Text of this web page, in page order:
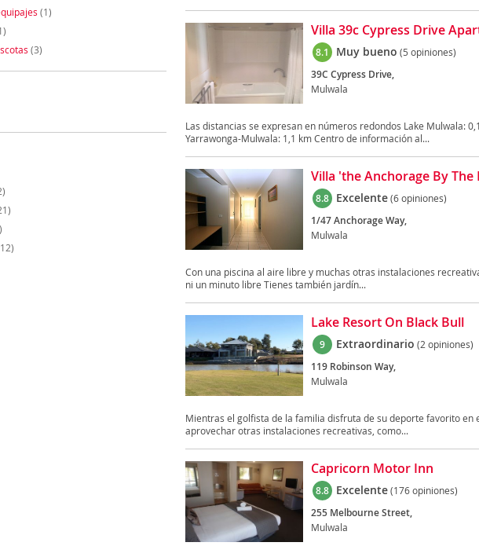
(1)
(3)
Villa 39c Cypress Drive
8.1 Muy bueno (5 opiniones)
39C Cypress Drive,
Mulwala
Las distancias se expresan en números redondos Lake Mulwala:
Yarrawonga-Mulwala: 1,1 km Centro de información al...
Villa 'the Anchorage By The
8.8 Excelente(6 opiniones)
1/47 Anchorage Way,
Mulwala
Con una piscina al aire libre y muchas otras instalaciones
ni un minuto libre Tienes también jardín...
Lake Resort On Black Bull
9 Extraordinario (2 opiniones)
119 Robinson Way,
Mulwala
Mientras el golfista de la familia disfruta de su deporte favorito en
aprovechar otras instalaciones recreativas, como...
Capricorn Motor Inn
8.8 Excelente(176 opiniones)
255 Melbourne Street,
Mulwala